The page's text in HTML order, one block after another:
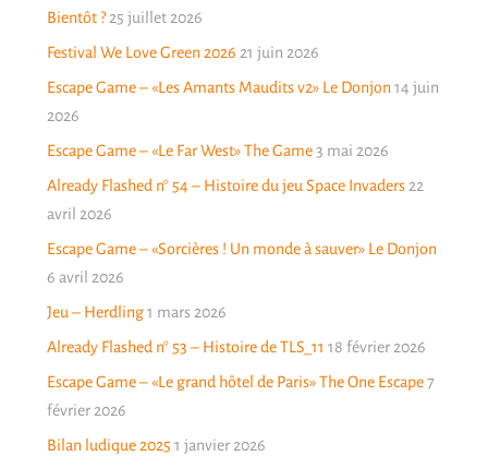
Bientôt ? 25 juillet 2026
Festival We Love Green 2026 21 juin 2026
Escape Game – «Les Amants Maudits v2» Le Donjon 14 juin
2026
Escape Game – «Le Far West» The Game 3 mai 2026
Already Flashed n° 54 – Histoire du jeu Space Invaders 22
avril 2026
Escape Game – «Sorcières ! Un monde à sauver» Le Donjon
6 avril 2026
Jeu – Herdling 1 mars 2026
Already Flashed n° 53 – Histoire de TLS_11 18 février 2026
Escape Game – «Le grand hôtel de Paris» The One Escape 7
février 2026
Bilan ludique 2025 1 janvier 2026